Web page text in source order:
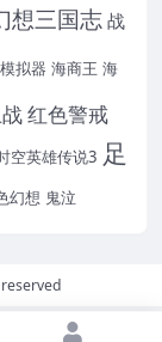
想三国志 战
模拟器 海商王 海
红色警戒
空英雄传说3 足
幻想 鬼泣